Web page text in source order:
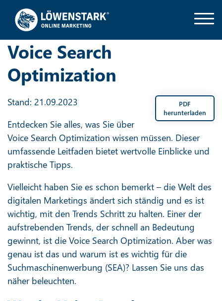
Voice Search
Optimization
PDF
herunterladen
Stand: 21.09.2023
Entdecken Sie alles, was Sie über
Voice Search Optimization wissen müssen. Dieser
umfassende Leitfaden bietet wertvolle Einblicke und
praktische Tipps.
Vielleicht haben Sie es schon bemerkt – die Welt des
digitalen Marketings ändert sich ständig und es ist
wichtig, mit den Trends Schritt zu halten. Einer der
aufstrebenden Trends, der schnell an Bedeutung
gewinnt, ist die Voice Search Optimization. Aber was
genau ist das und warum ist es wichtig für die
Suchmaschinenwerbung (SEA)? Lassen Sie uns das
näher beleuchten.